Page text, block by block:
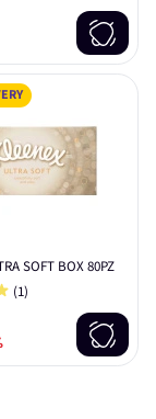
SOFT BOX 80PZ
(1)